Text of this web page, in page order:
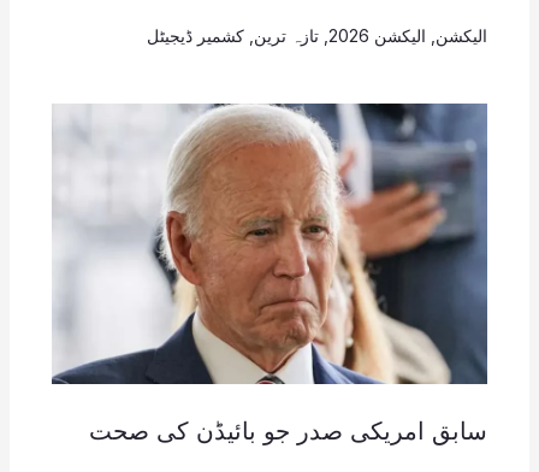
الیکشن الیکشن 2026 , تازہ ترین کشمیر ڈیجیٹل
سابق امریکی صدر جو بائیڈن کی صحت